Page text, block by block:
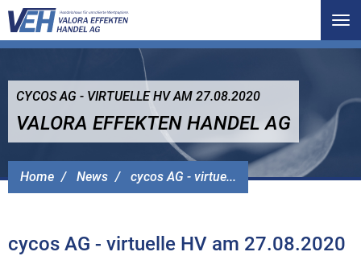
Home News cycos AG - virtue...
CYCOS AG - VIRTUELLE HV AM 27.08.2020
VALORA EFFEKTEN HANDEL AG
cycos AG - virtuelle HV am 27.08.2020